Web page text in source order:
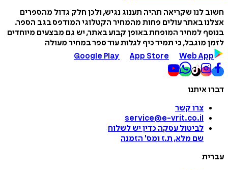
חשוב לנו שקריאה תהיה תענוג נגיש, ולכן חלק גדול מהספרים
אצלנו באתר עולים פחות מהמחיר הקטלוגי המודפס בגב הספר.
בנוסף למחיר המופחת באופן קבוע באתר, יש גם מבצעים מיוחדים
לזמן מוגבל, כי תמיד כיף לגלות עוד ספר במחיר מעולה
Google Play
App Store Web App
דברו איתנו
צרו קשר
service@e-vrit.co.il
לביטול עסקה כדין יש לשלוח
שם מלא, ת.ז ומס' הזמנה
עברית